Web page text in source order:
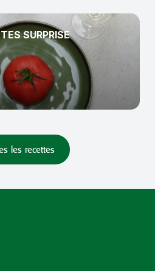
SURPRISE
les recettes